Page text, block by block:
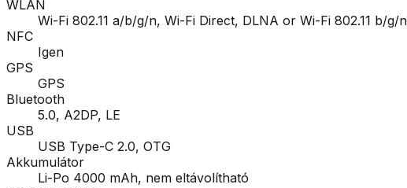
WLAN
Wi-Fi 802.11 a/b/g/n, Wi-Fi Direct, DLNA or Wi-Fi 802.11 b/g/
NFC
Igen
GPS
GPS
Bluetooth
5.0, A2DP, LE
USB
USB Type-C 2.0, OTG
Akkumulátor
Li-Po 4000 mAh, nem eltávolítható